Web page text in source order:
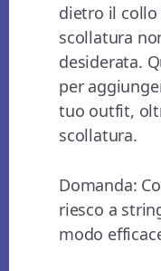
dietro il
scollatura
desiderata.
per
tuo outfit,
scollatura.
Domanda:
riesco a
modo